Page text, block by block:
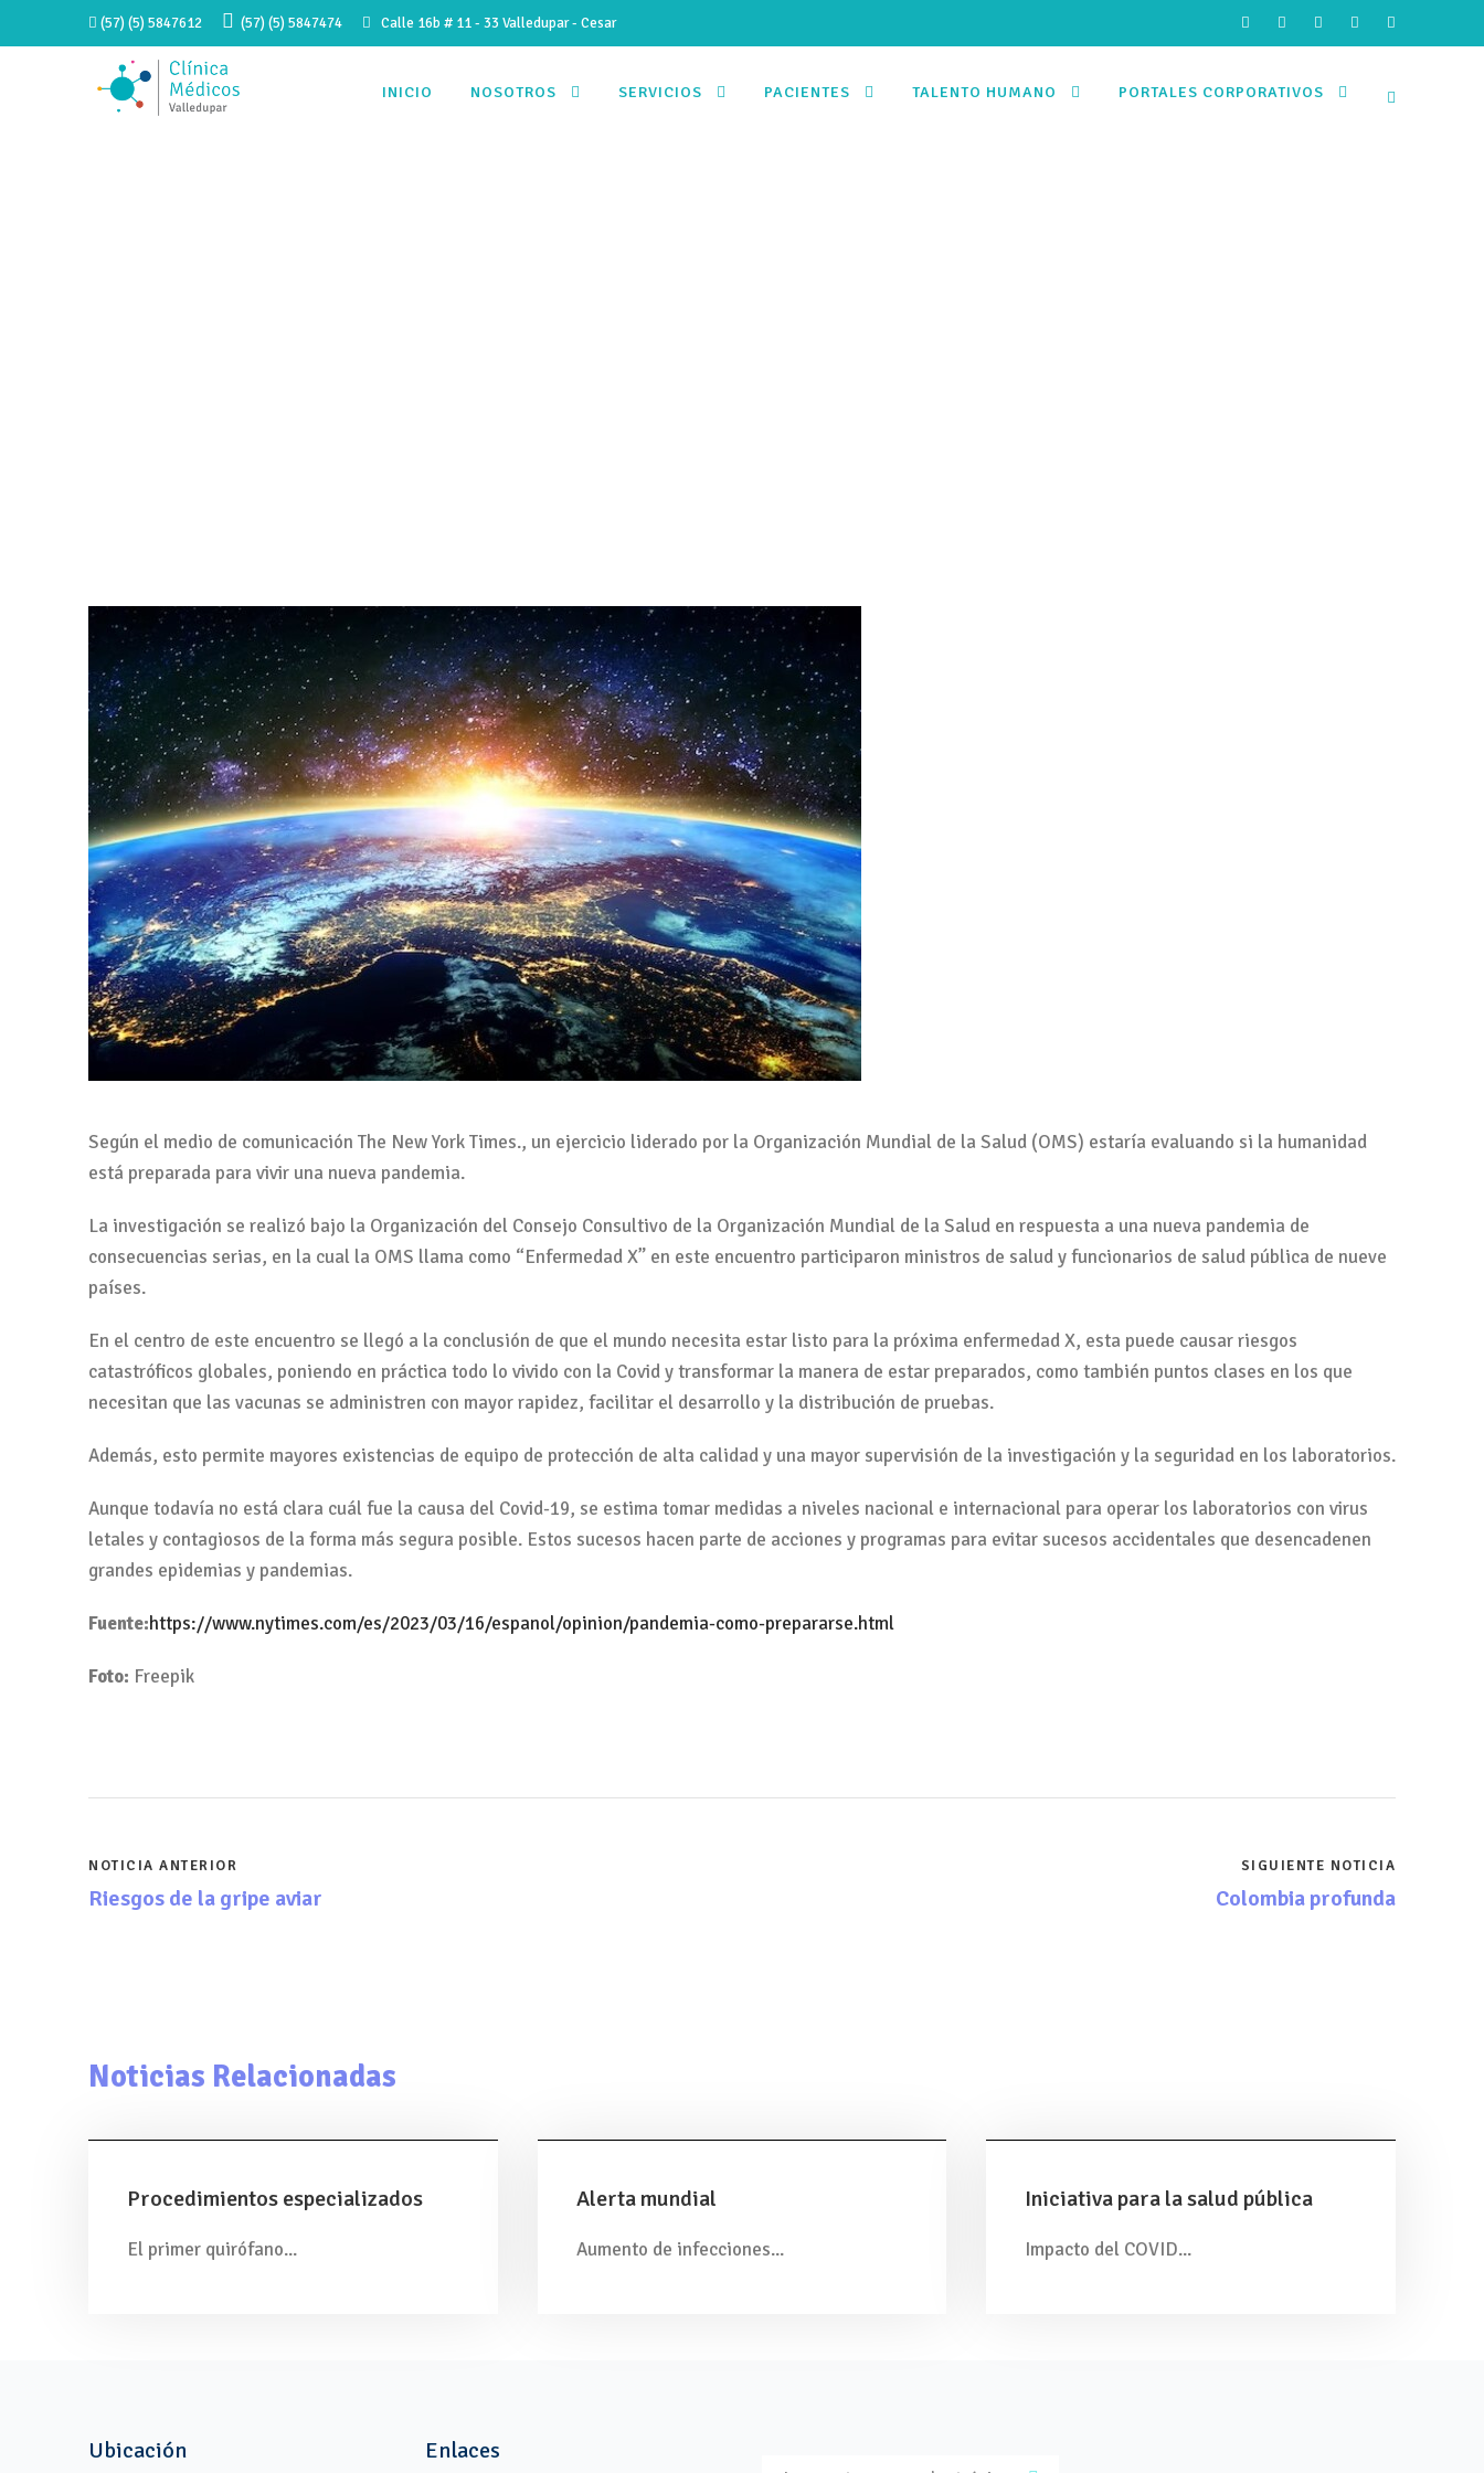
(57) (5) 5847612 (57) (5) 5847474 Calle 16b # 11 - 33 Valledupar - Cesar
INICIO NOSOTROS SERVICIOS PACIENTES TALENTO HUMANO PORTALES CORPORATIVOS
Según el medio de comunicación The New York Times., un ejercicio liderado por la Organización Mundial de la Salud (OMS) estaría evaluando si la humanidad
está preparada para vivir una nueva pandemia.
La investigación se realizó bajo la Organización del Consejo Consultivo de la Organización Mundial de la Salud en respuesta a una nueva pandemia de
consecuencias serias, en la cual la OMS llama como “Enfermedad X” en este encuentro participaron ministros de salud y funcionarios de salud pública de nueve
países.
En el centro de este encuentro se llegó a la conclusión de que el mundo necesita estar listo para la próxima enfermedad X, esta puede causar riesgos
catastróficos globales, poniendo en práctica todo lo vivido con la Covid y transformar la manera de estar preparados, como también puntos clases en los que
necesitan que las vacunas se administren con mayor rapidez, facilitar el desarrollo y la distribución de pruebas.
Además, esto permite mayores existencias de equipo de protección de alta calidad y una mayor supervisión de la investigación y la seguridad en los laboratorios.
Aunque todavía no está clara cuál fue la causa del Covid-19, se estima tomar medidas a niveles nacional e internacional para operar los laboratorios con virus
letales y contagiosos de la forma más segura posible. Estos sucesos hacen parte de acciones y programas para evitar sucesos accidentales que desencadenen
grandes epidemias y pandemias.
Fuente:https://www.nytimes.com/es/2023/03/16/espanol/opinion/pandemia-como-prepararse.html
Foto: Freepik
NOTICIA ANTERIOR
Riesgos de la gripe aviar
SIGUIENTE NOTICIA
Colombia profunda
Noticias Relacionadas
Procedimientos especializados
El primer quirófano...
Alerta mundial
Aumento de infecciones...
Iniciativa para la salud pública
Impacto del COVID...
Ubicación Enlaces